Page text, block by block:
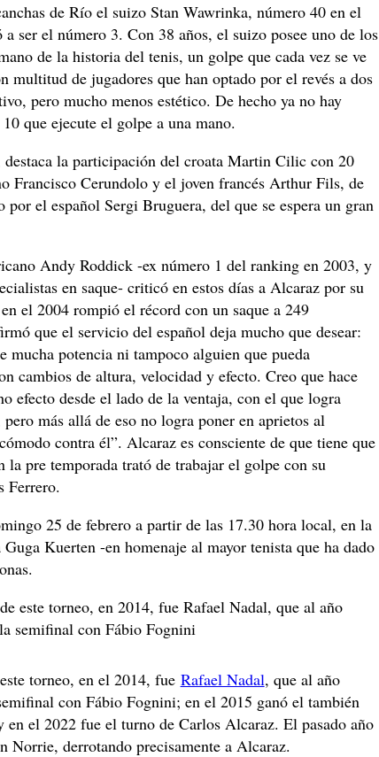
de Río el suizo Stan Wawrinka, número 40 en el
ser el número 3. Con 38 años, el suizo posee uno de los
de la historia del tenis, un golpe que cada vez se ve
multitud de jugadores que han optado por el revés a dos
pero mucho menos estético. De hecho ya no hay
que ejecute el golpe a una mano.
destaca la participación del croata Martin Cilic con 20
Francisco Cerundolo y el joven francés Arthur Fils, de
por el español Sergi Bruguera, del que se espera un gran
Andy Roddick -ex número 1 del ranking en 2003, y
en saque- criticó en estos días a Alcaraz por su
el 2004 rompió el récord con un saque a 249
que el servicio del español deja mucho que desear:
mucha potencia ni tampoco alguien que pueda
cambios de altura, velocidad y efecto. Creo que hace
efecto desde el lado de la ventaja, con el que logra
más allá de eso no logra poner en aprietos al
contra él”. Alcaraz es consciente de que tiene que
pre temporada trató de trabajar el golpe con su
Ferrero.
25 de febrero a partir de las 17.30 hora local, en la
Kuerten -en homenaje al mayor tenista que ha dado
este torneo, en 2014, fue Rafael Nadal, que al año
semifinal con Fábio Fognini
torneo, en el 2014, fue Rafael Nadal, que al año
con Fábio Fognini; en el 2015 ganó el también
en el 2022 fue el turno de Carlos Alcaraz. El pasado año
Norrie, derrotando precisamente a Alcaraz.